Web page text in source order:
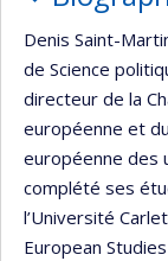
Denis Saint-
de Science
directeur de la
européenne et
européenne des
complété ses
l’Université
European